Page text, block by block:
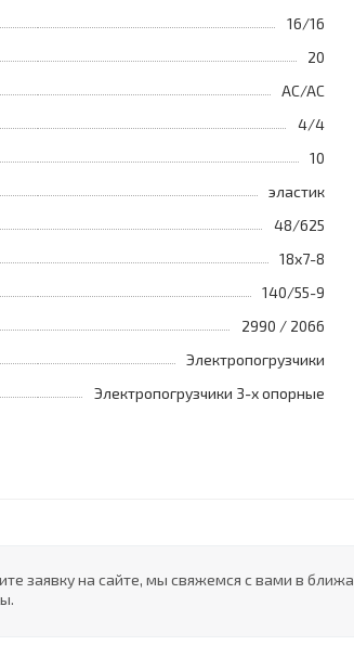
16/16
20
AC/AC
4/4
10
эластик
48/625
18x7-8
140/55-9
2990 / 2066
Электропогрузчики
Электропогрузчики 3-х опорные
заявку на сайте, мы свяжемся с вами в